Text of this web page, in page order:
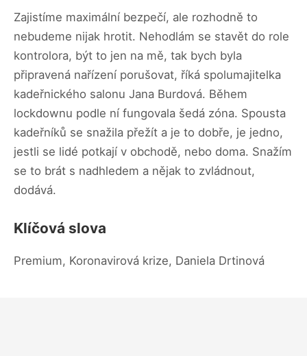
Zajistíme maximální bezpečí, ale rozhodně to
nebudeme nijak hrotit. Nehodlám se stavět do role
kontrolora, být to jen na mě, tak bych byla
připravená nařízení porušovat, říká spolumajitelka
kadeřnického salonu Jana Burdová. Během
lockdownu podle ní fungovala šedá zóna. Spousta
kadeřníků se snažila přežít a je to dobře, je jedno,
jestli se lidé potkají v obchodě, nebo doma. Snažím
se to brát s nadhledem a nějak to zvládnout,
dodává.
Klíčová slova
Premium, Koronavirová krize, Daniela Drtinová